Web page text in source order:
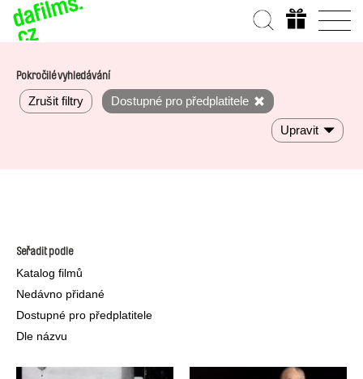
Pokročilé vyhledávání
Zrušit filtry Dostupné pro předplatitele
Upravit
Seřadit podle
Katalog filmů
Nedávno přidané
Dostupné pro předplatitele
Dle názvu